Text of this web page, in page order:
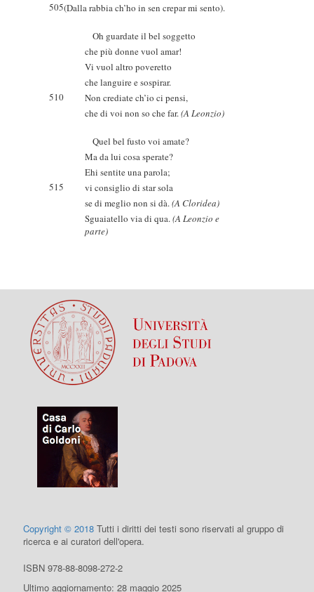
505(Dalla rabbia ch’ho in sen crepar mi sento).
Oh guardate il bel soggetto
che più donne vuol amar!
Vi vuol altro poveretto
che languire e sospirar.
510
Non crediate ch’io ci pensi,
che di voi non so che far.(A Leonzio)
Quel bel fusto voi amate?
Ma da lui cosa sperate?
Ehi sentite una parola;
515
vi consiglio di star sola
se di meglio non si dà.(A Cloridea)
Sguaiatello via di qua.(A Leonzio e
parte)
Copyright © 2018 Tutti i diritti dei testi sono riservati al gruppo di
ricerca e ai curatori dell'opera.
ISBN 978-88-8098-272-2
Ultimo aggiornamento: 28 maggio 2025